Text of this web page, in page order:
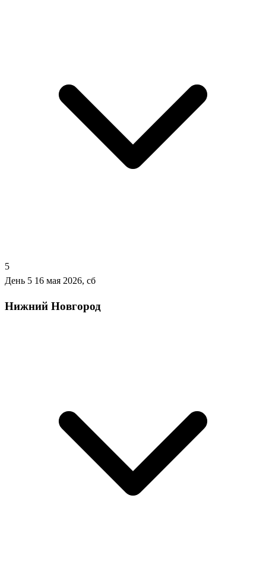
5
День 5 16 мая 2026, сб
Нижний Новгород